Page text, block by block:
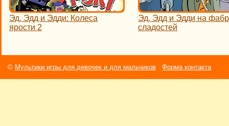
Эд, Эдд и Эдди: Колеса
ярости 2
Эд, Эдд и Эдди на
сладостей
© Мультики игры для девочек и для мальчиков Форма контакта